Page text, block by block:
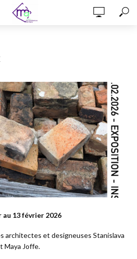
13 février 2026
architectes et designeuses Stanislava
Maya Joffe.